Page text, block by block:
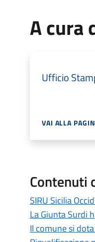
A cura
Ufficio
VAI ALLA
Contenuti
SIRU Sicilia
La Giunta Surdi
Il comune si